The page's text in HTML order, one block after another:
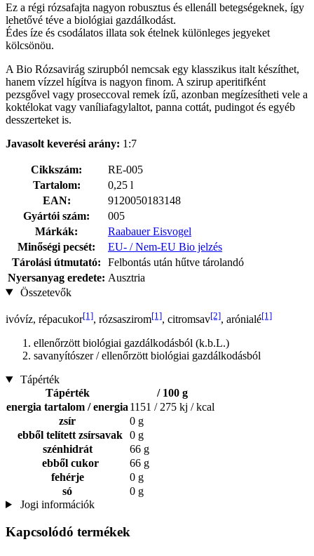
Ez a régi rózsafajta nagyon robusztus és ellenáll betegségeknek, így
lehetővé téve a biológiai gazdálkodást.
Édes íze és csodálatos illata sok ételnek különleges jegyeket
kölcsönöu.
A Bio Rózsavirág szirupból nemcsak egy klasszikus italt készíthet,
hanem vízzel hígítva is nagyon finom. A szirup aperitifként
pezsgővel vagy proseccoval remek ízű, azonban megízesítheti vele a
koktélokat vagy vaníliafagylaltot, panna cottát, pudingot és egyéb
desszerteket is.
Javasolt keverési arány: 1:7
Cikkszám:
RE-005
Tartalom:
0,25 l
EAN:
9120050183148
Gyártói szám:
005
Márkák:
Raabauer Eisvogel
Minőségi pecsét:
EU- / Nem-EU Bio jelzés
Tárolási útmutató:
Felbontás után hűtve tárolandó
Nyersanyag eredete: Ausztria
Összetevők
ivóvíz, répacukor[1], rózsaszirom[1], citromsav[2], arónialé[1]
ellenőrzött biológiai gazdálkodásból (k.b.L.)
savanyítószer / ellenőrzött biológiai gazdálkodásból
Tápérték
Tápérték
/ 100 g
energia tartalom / energia 1151 / 275 kj / kcal
zsír
0 g
ebből telített zsírsavak 0 g
szénhidrát
66 g
ebből cukor
66 g
fehérje
0 g
só
0 g
Jogi információk
Kapcsolódó termékek